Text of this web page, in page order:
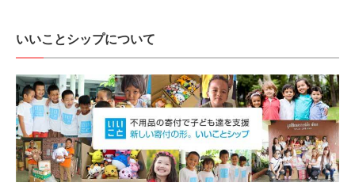
いいことシップについて